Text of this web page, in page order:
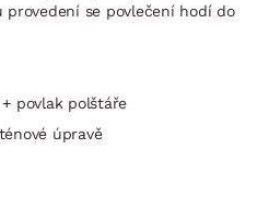
provedení se povlečení hodí do
povlak polštáře
úpravě